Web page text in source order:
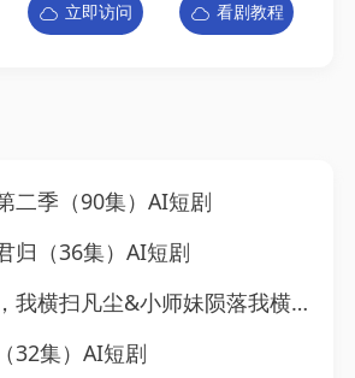
立即访问 看剧教程
二季（90集）AI短剧
归（36集）AI短剧
凡尘&小师妹陨落我横扫凡尘（40集）AI短剧
32集）AI短剧